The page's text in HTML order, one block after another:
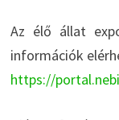
Az élő állat
információk
https://